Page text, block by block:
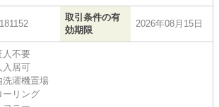
取引条件の有
効期限
2026年08月15日
人不要
入居可
洗濯機置場
ーリング